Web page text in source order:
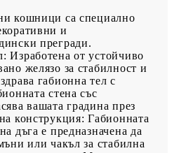
кошници са специално
и
прегради.
Изработена от устойчиво
желязо за стабилност и
габионна тел с
стена със
вашата градина през
конструкция: Габионната
дъга е предназначена да
или чакъл за стабилна